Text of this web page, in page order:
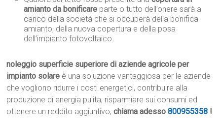
amianto da bonificare parte o tutto dell’onere sarà a
carico della società che si occuperà della bonifica
amianto, della nuova copertura e della posa
dell’impianto fotovoltaico.
noleggio superficie superiore di aziende agricole per
impianto solare è una soluzione vantaggiosa per le aziende
che vogliono ridurre i costi energetici, contribuire alla
produzione di energia pulita, risparmiare sui consumi ed
ottenere un reddito aggiuntivo,chiama adesso800955358 !